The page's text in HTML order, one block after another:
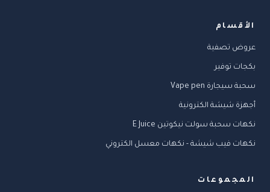
الأقسام
عروض تصفية
بكجات توفير
سحبة سيجارة Vape pen
أجهزة شيشة الكترونية
نكهات سحبة سولت نيكوتين E Juice
نكهات فيب شيشة - نكهات معسل الكتروني
المجموعات